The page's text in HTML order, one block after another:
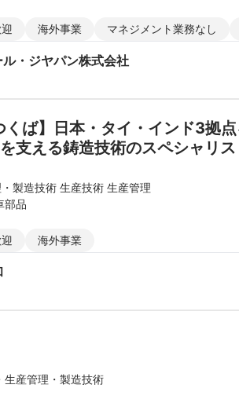
海外事業 マネジメント業務なし
・ジヤパン株式会社
くば】日本・タイ・インド3拠
支える鋳造技術のスペシャリ
製造技術 生産技術 生産管理
部品
海外事業
生産管理・製造技術